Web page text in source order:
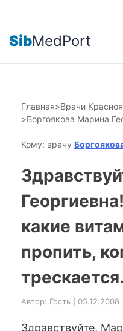
SibMedPort
Главная>Врачи
>Боргоякова Марина
Кому: врачу
какие
пропить,
Автор: Гость | 05.12.2008
Здравствуйте,